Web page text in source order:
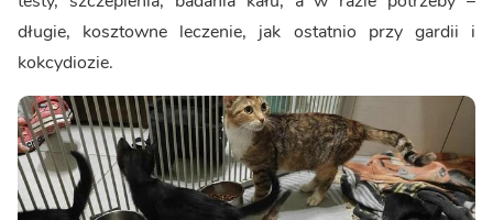
długie, kosztowne leczenie, jak ostatnio przy gardii i
kokcydiozie.